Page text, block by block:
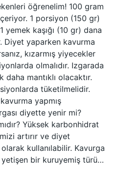
öğrenelim! 100 gram
1 porsiyon (150 gr)
kaşığı (10 gr) dana
yaparken kavurma
kızarmış yiyecekler
olmalıdır. Izgarada
mantıklı olacaktır.
tüketilmelidir.
yapmış
diyette yenir mi?
Yüksek karbonhidrat
artırır ve diyet
olarak kullanılabilir. Kavurga
yetişen bir kuruyemiş türü…